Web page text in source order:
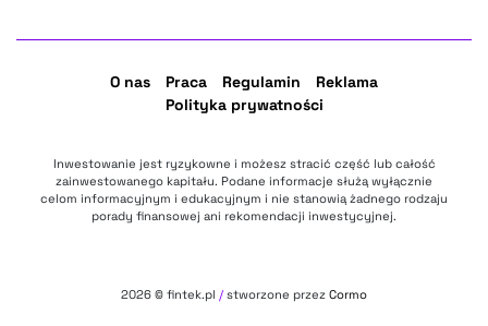
O nas Praca Regulamin
Reklama
Polityka prywatności
Inwestowanie jest ryzykowne i możesz stracić część lub całość
zainwestowanego kapitału. Podane informacje służą wyłącznie
celom informacyjnym i edukacyjnym i nie stanowią żadnego rodzaju
porady finansowej ani rekomendacji inwestycyjnej.
2026 © fintek.pl / stworzone przez Cormo